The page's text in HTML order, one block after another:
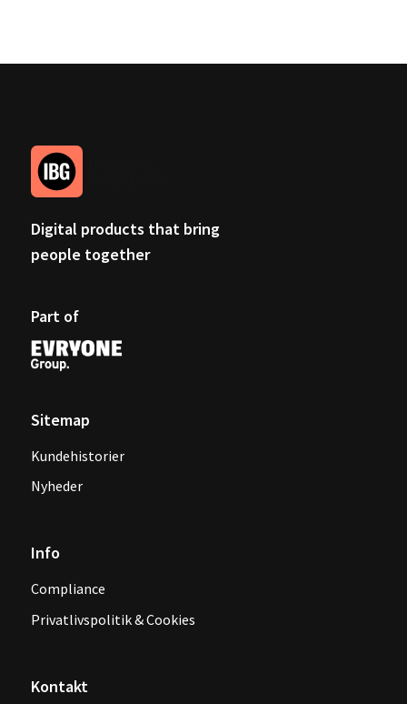
Digital products that bring
people together
Part of
Sitemap
Kundehistorier
Nyheder
Info
Compliance
Privatlivspolitik & Cookies
Kontakt